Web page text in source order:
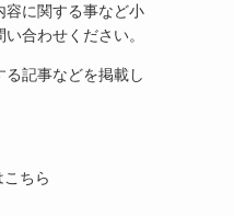
容に関する事など小
合わせください。
る記事などを掲載し
ちら